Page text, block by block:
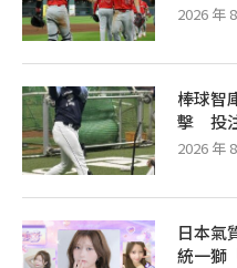
2026 年
棒球智
擊 投
2026 年
日本氣
統一獅